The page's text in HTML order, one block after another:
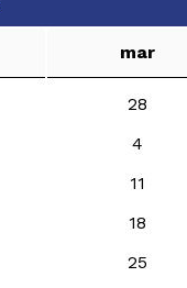
mar
28
4
11
18
25